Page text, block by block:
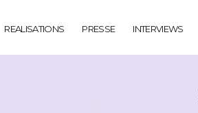
REALISATIONS PRESSE INTERVIEWS